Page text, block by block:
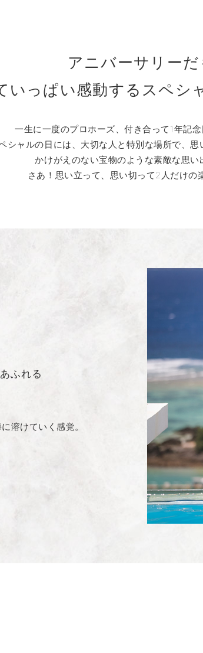
アニバーサリーだ
いっぱい感動するスペシ
一生に一度のプロホーズ、付き合って1年記
シャルの日には、大切な人と特別な場所で、思
かけがえのない宝物のような素敵な思い
さあ！思い立って、思い切って2人だけの
ふれる
溶けていく感覚。